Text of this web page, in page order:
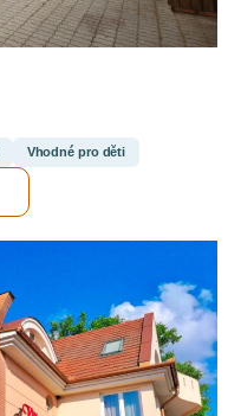
Vhodné pro děti